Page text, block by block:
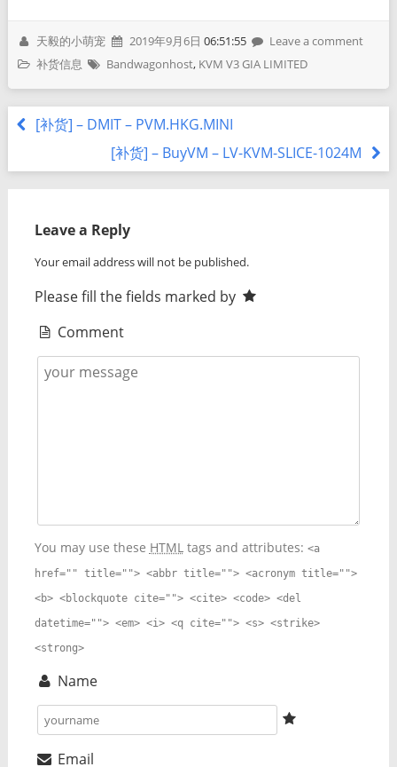
天毅的小萌宠 2019年9月6日 06:51:55
Leave a comment
补货信息
Bandwagonhost, KVM V3 GIA LIMITED
[补货] – DMIT – PVM.HKG.MINI
[补货] – BuyVM – LV-KVM-SLICE-1024M
Leave a Reply
Your email address will not be published.
Please fill the fields marked by
Comment
You may use these HTMLtags and attributes: <a
href="" title=""> <abbr title=""> <acronym title="">
<b> <blockquote cite=""> <cite> <code> <del
datetime=""> <em> <i> <q cite=""> <s> <strike>
<strong>
Name
Email